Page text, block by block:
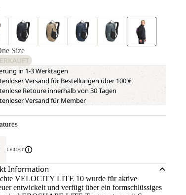
Size
in 1-3 Werktagen
Versand für Bestellungen über 100 €
Retoure innerhalb von 30 Tagen
Versand für Member
LEICHT
Information
VELOCITY LITE 10 wurde für aktive
entwickelt und verfügt über ein formschlüssiges